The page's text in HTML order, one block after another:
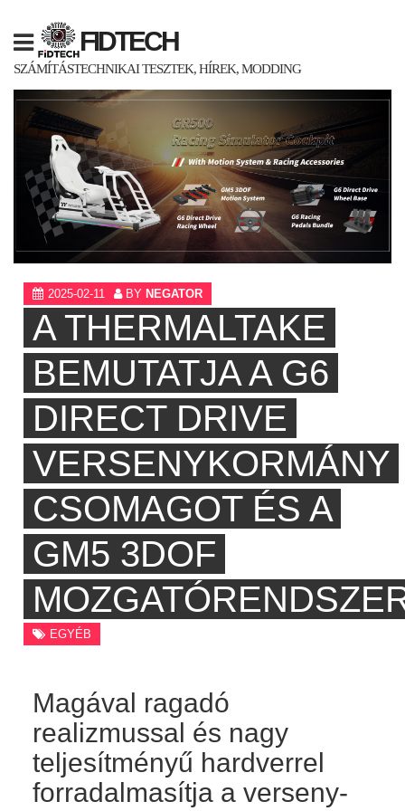
content
FIDTECH
SZÁMÍTÁSTECHNIKAI TESZTEK, HÍREK, MODDING
2025-02-11 BY NEGATOR
A THERMALTAKE
BEMUTATJA A G6
DIRECT DRIVE
VERSENYKORMÁNY
CSOMAGOT ÉS A
GM5 3DOF
EGYÉB
Magával ragadó
realizmussal és nagy
teljesítményű hardverrel
forradalmasítja a verseny-